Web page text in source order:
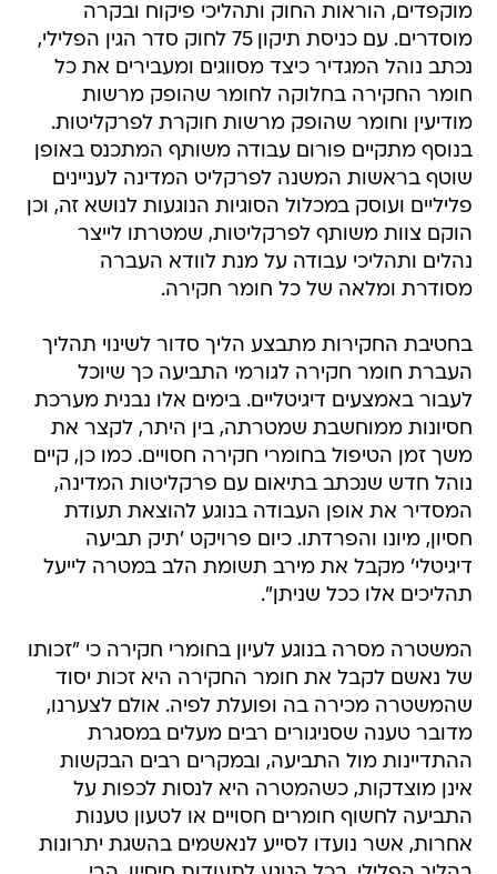
מוקפדים, הוראות החוק ותהליכי פיקוח ובקרה
מוסדרים. עם כניסת תיקון 75 לחוק סדר הגין הפלילי,
נכתב נוהל המגדיר כיצד מסווגים ומעבירים את כל
חומר החקירה בחלוקה לחומר שהופק מרשות
מודיעין וחומר שהופק מרשות חוקרת לפרקליטות.
בנוסף מתקיים פורום עבודה משותף המתכנס באופן
שוטף בראשות המשנה לפרקליט המדינה לעניינים
פליליים ועוסק במכלול הסוגיות הנוגעות לנושא זה, וכן
הוקם צוות משותף לפרקליטות, שמטרתו לייצר
נהלים ותהליכי עבודה על מנת לוודא העברה
מסודרת ומלאה של כל חומר חקירה.
בחטיבת החקירות מתבצע הליך סדור לשינוי תהליך
העברת חומר חקירה לגורמי התביעה כך שיוכל
לעבור באמצעים דיגיטליים. בימים אלו נבנית מערכת
חסיונות ממוחשבת שמטרתה, בין היתר, לקצר את
משך זמן הטיפול בחומרי חקירה חסויים. כמו כן, קיים
נוהל חדש שנכתב בתיאום עם פרקליטות המדינה,
המסדיר את אופן העבודה בנוגע להוצאת תעודת
חסיון, מיונו והפרדתו. כיום פרויקט 'תיק תביעה
דיגיטלי' מקבל את מירב תשומת הלב במטרה לייעל
תהליכים אלו ככל שניתן".
המשטרה מסרה בנוגע לעיון בחומרי חקירה כי "זכותו
של נאשם לקבל את חומר החקירה היא זכות יסוד
שהמשטרה מכירה בה ופועלת לפיה. אולם לצערנו,
מדובר טענה שסניגורים רבים מעלים במסגרת
ההתדיינות מול התביעה, ובמקרים רבים הבקשות
אינן מוצדקות, כשהמטרה היא לנסות לכפות על
התביעה לחשוף חומרים חסויים או לטעון טענות
אחרות, אשר נועדו לסייע לנאשמים בהשגת יתרונות